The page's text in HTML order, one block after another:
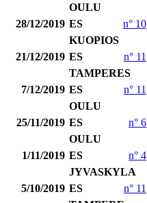
OULU
28/12/2019 ES n° 10
KUOPIOS
21/12/2019 ES n° 11
TAMPERES
7/12/2019 ES n° 11
OULU
25/11/2019 ES n° 6
OULU
1/11/2019 ES n° 4
JYVASKYLA
5/10/2019 ES n° 11